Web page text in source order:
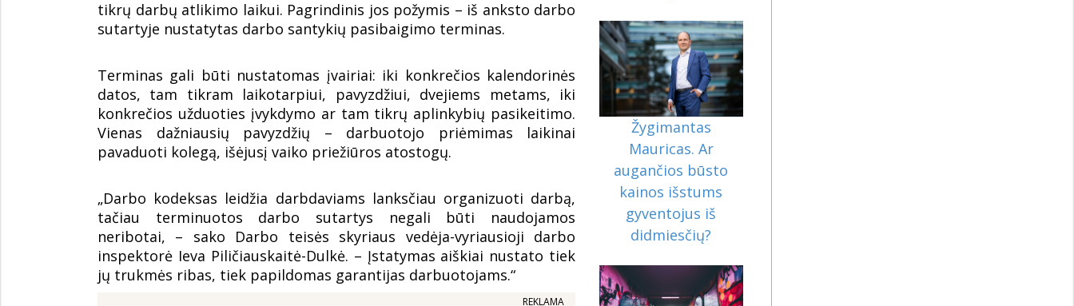
tikrų darbų atlikimo laikui. Pagrindinis jos požymis – iš anksto darbo
sutartyje nustatytas darbo santykių pasibaigimo terminas.
Terminas gali būti nustatomas įvairiai: iki konkrečios kalendorinės
datos, tam tikram laikotarpiui, pavyzdžiui, dvejiems metams, iki
konkrečios užduoties įvykdymo ar tam tikrų aplinkybių pasikeitimo.
Vienas dažniausių pavyzdžių – darbuotojo priėmimas laikinai
pavaduoti kolegą, išėjusį vaiko priežiūros atostogų.
„Darbo kodeksas leidžia darbdaviams lanksčiau organizuoti darbą,
tačiau terminuotos darbo sutartys negali būti naudojamos
neribotai, – sako Darbo teisės skyriaus vedėja-vyriausioji darbo
inspektorė Ieva Piličiauskaitė-Dulkė. – Įstatymas aiškiai nustato tiek
jų trukmės ribas, tiek papildomas garantijas darbuotojams.“
REKLAMA
Žygimantas
Mauricas. Ar
augančios būsto
kainos išstums
gyventojus iš
didmiesčių?